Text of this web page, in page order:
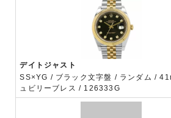
デイトジャスト
SS×YG / ブラック文字盤 / ランダム /
ュビリーブレス / 126333G